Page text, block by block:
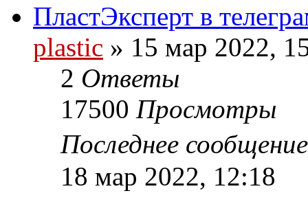
ПластЭксперт в
plastic » 15 мар 2022,
2 Ответы
17500 Просмотры
Последнее
18 мар 2022, 12:18